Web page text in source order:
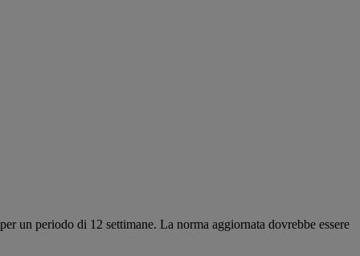
un periodo di 12 settimane. La norma aggiornata dovrebbe essere